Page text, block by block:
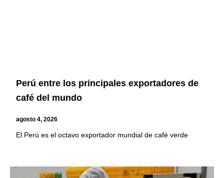
Perú entre los principales exportadores de
café del mundo
agosto 4, 2026
El Perú es el octavo exportador mundial de café verde